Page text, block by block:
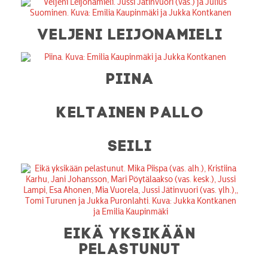
VELJENI LEIJONAMIELI
PIINA
KELTAINEN PALLO
SEILI
EIKÄ YKSIKÄÄN
PELASTUNUT